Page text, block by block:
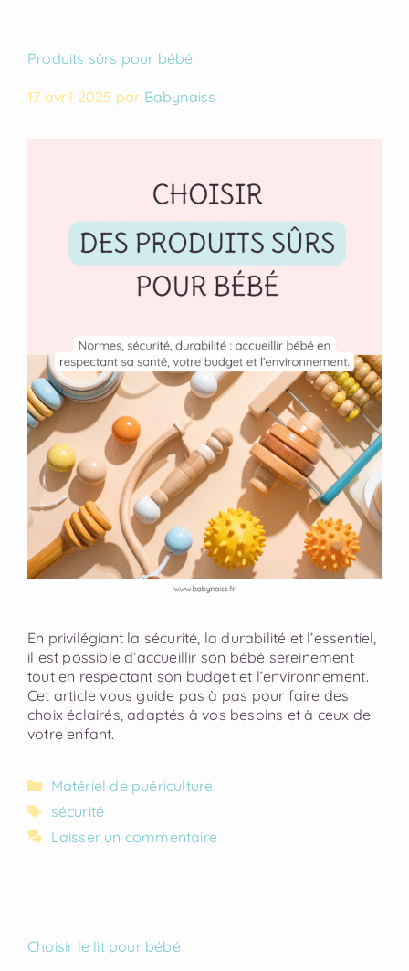
Produits sûrs pour bébé
17 avril 2025 par Babynaiss
En privilégiant la sécurité, la durabilité et l’essentiel,
il est possible d’accueillir son bébé sereinement
tout en respectant son budget et l’environnement.
Cet article vous guide pas à pas pour faire des
choix éclairés, adaptés à vos besoins et à ceux de
votre enfant.
Matériel de puériculture
sécurité
Laisser un commentaire
Choisir le lit pour bébé